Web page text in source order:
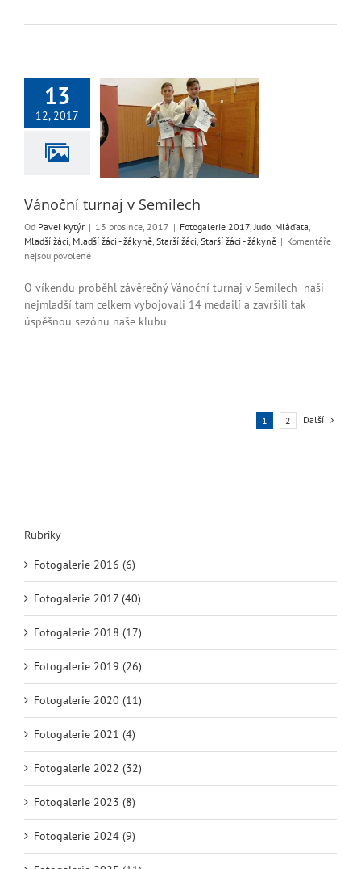
nad
13
12, 2017
v Semilech
Mladší žáci Mladší
Starší žáci Starší
Vánoční turnaj v Semilech
Od Pavel Kytýr | 13 prosince, 2017 | Fotogalerie 2017,Judo, Mláďata,
Mladší žáci, Mladší žáci - žákyně, Starší žáci, Starší žáci - žákyně | Komentáře
nejsou povolenéu
s
názvem
turnaj
Semilech
O víkendu proběhl závěrečný Vánoční turnaj v Semilech naši
nejmladší tam celkem vybojovali 14 medailí a završili tak
úspěšnou sezónu naše klubu
1 2 Další
Rubriky
Fotogalerie 2016 (6)
Fotogalerie 2017 (40)
Fotogalerie 2018 (17)
Fotogalerie 2019 (26)
Fotogalerie 2020 (11)
Fotogalerie 2021 (4)
Fotogalerie 2022 (32)
Fotogalerie 2023 (8)
Fotogalerie 2024 (9)